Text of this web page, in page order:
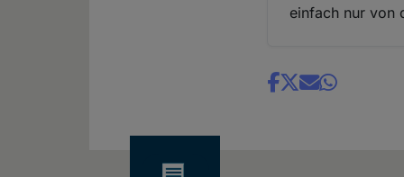
einfach nur von
Share